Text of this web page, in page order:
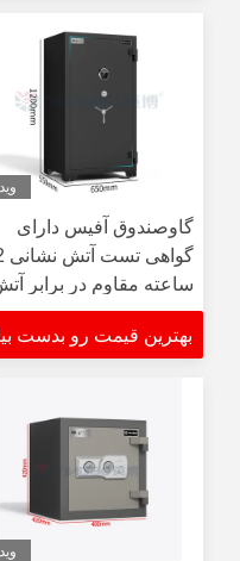
گاوصندوق آفیس دارای
گواهی
ساعته مقاوم در برابر
بهترین قیمت رو بدست